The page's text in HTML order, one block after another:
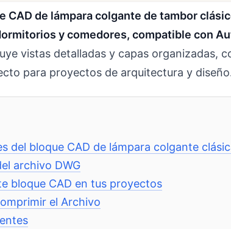
CAD de lámpara colgante de tambor
y comedores, compatible con
vistas detalladas y capas organizadas,
para proyectos de arquitectura y
del bloque CAD de lámpara colgante
archivo DWG
bloque CAD en tus proyectos
el Archivo